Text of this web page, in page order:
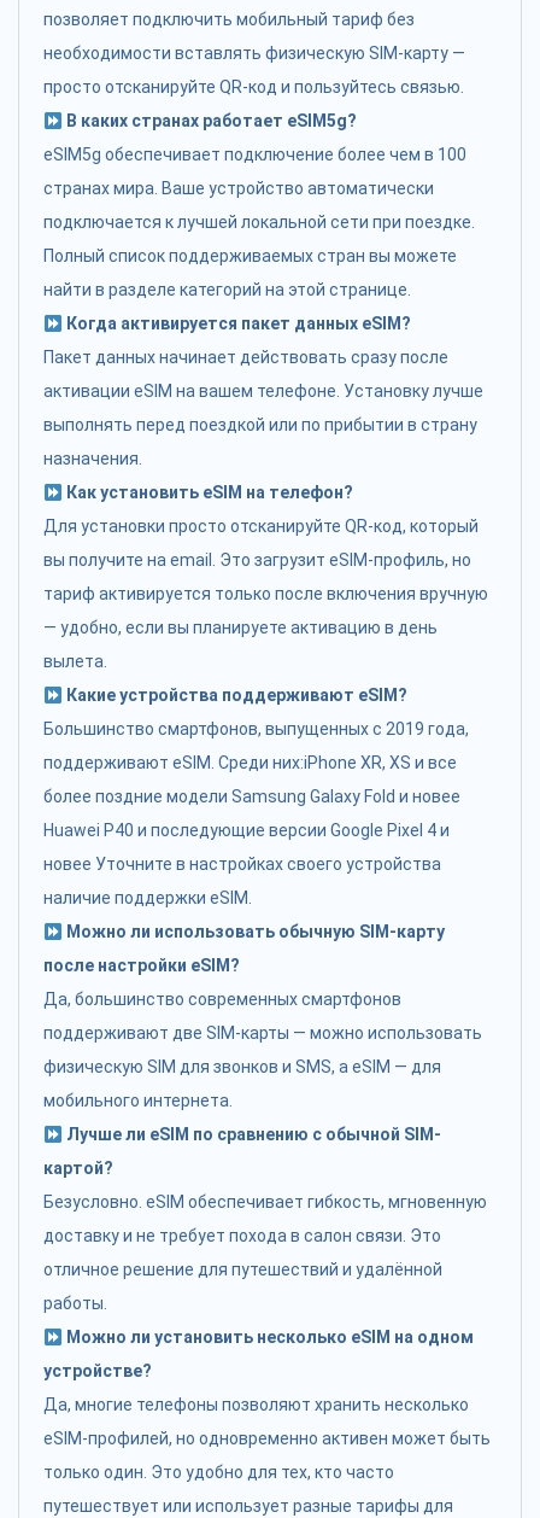
позволяет подключить мобильный тариф без
необходимости вставлять физическую SIM-карту —
просто отсканируйте QR-код и пользуйтесь связью.
В каких странах работает eSIM5g?
eSIM5g обеспечивает подключение более чем в 100
странах мира. Ваше устройство автоматически
подключается к лучшей локальной сети при поездке.
Полный список поддерживаемых стран вы можете
найти в разделе категорий на этой странице.
Когда активируется пакет данных eSIM?
Пакет данных начинает действовать сразу после
активации eSIM на вашем телефоне. Установку лучше
выполнять перед поездкой или по прибытии в страну
назначения.
Как установить eSIM на телефон?
Для установки просто отсканируйте QR-код, который
вы получите на email. Это загрузит eSIM-профиль, но
тариф активируется только после включения вручную
— удобно, если вы планируете активацию в день
вылета.
Какие устройства поддерживают eSIM?
Большинство смартфонов, выпущенных с 2019 года,
поддерживают eSIM. Среди них:iPhone XR, XS и все
более поздние модели Samsung Galaxy Fold и новее
Huawei P40 и последующие версии Google Pixel 4 и
новее Уточните в настройках своего устройства
наличие поддержки eSIM.
Можно ли использовать обычную SIM-карту
после настройки eSIM?
Да, большинство современных смартфонов
поддерживают две SIM-карты — можно использовать
физическую SIM для звонков и SMS, а eSIM — для
мобильного интернета.
Лучше ли eSIM по сравнению с обычной SIM-
картой?
Безусловно. eSIM обеспечивает гибкость, мгновенную
доставку и не требует похода в салон связи. Это
отличное решение для путешествий и удалённой
работы.
Можно ли установить несколько eSIM на одном
устройстве?
Да, многие телефоны позволяют хранить несколько
eSIM-профилей, но одновременно активен может быть
только один. Это удобно для тех, кто часто
путешествует или использует разные тарифы для